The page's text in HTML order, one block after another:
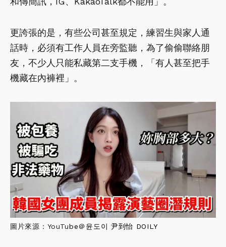
更誇張的是，有些公司甚至規定，練習生與家人通
話時，必須有工作人員在旁監聽，為了偷偷聯絡朋
友，不少人只能私藏第二支手機，「有人甚至把手
機藏在內褲裡」。
圖片來源：YouTube＠윤도이 尹到怡 DOILY